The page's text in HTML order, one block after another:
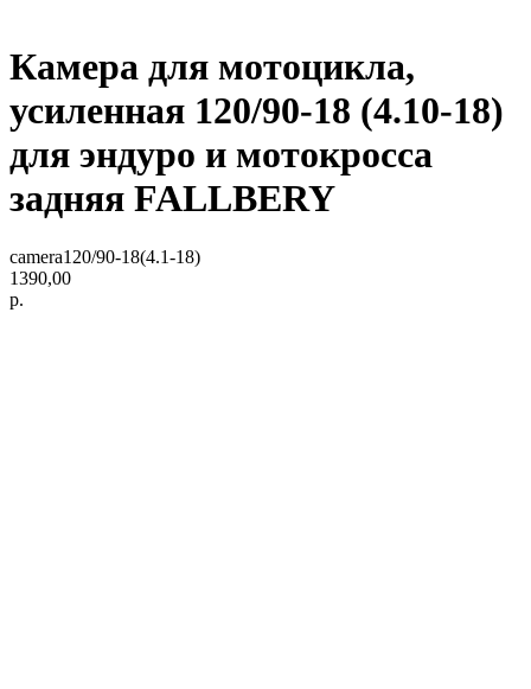
Камера для мотоцикла,
усиленная 120/90-18 (4.10-18)
для эндуро и мотокросса
задняя FALLBERY
camera120/90-18(4.1-18)
1390,00
р.